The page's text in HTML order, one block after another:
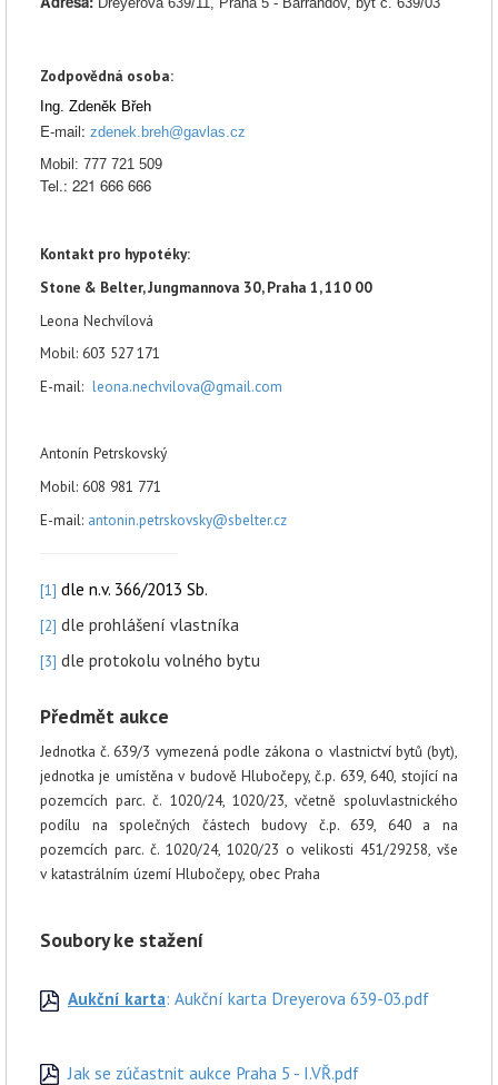
Zodpovědná osoba:
Ing. Zdeněk Břeh
E-mail: zdenek.breh@gavlas.cz
Mobil: 777 721 509
Tel.: 221 666 666
Kontakt pro hypotéky:
Stone & Belter, Jungmannova 30, Praha 1, 110 00
Leona Nechvílová
Mobil: 603 527 171
E-mail: leona.nechvilova@gmail.com
Antonín Petrskovský
Mobil: 608 981 771
E-mail: antonin.petrskovsky@sbelter.cz
[1] dle n.v. 366/2013 Sb.
[2] dle prohlášení vlastníka
[3] dle protokolu volného bytu
Předmět aukce
Jednotka č. 639/3 vymezená podle zákona o vlastnictví bytů (byt),
jednotka je umístěna v budově Hlubočepy, č.p. 639, 640, stojící na
pozemcích parc. č. 1020/24, 1020/23, včetně spoluvlastnického
podílu na společných částech budovy č.p. 639, 640 a na
pozemcích parc. č. 1020/24, 1020/23 o velikosti 451/29258, vše
v katastrálním území Hlubočepy, obec Praha
Soubory ke stažení
Aukční karta: Aukční karta Dreyerova 639-03.pdf
Jak se zúčastnit aukce Praha 5 - I.VŘ.pdf